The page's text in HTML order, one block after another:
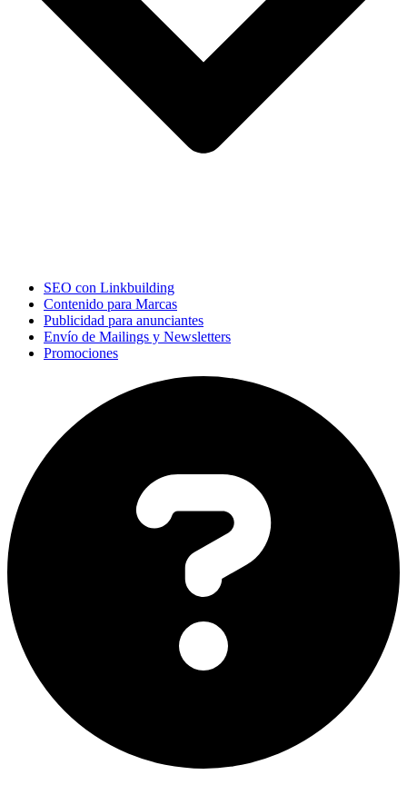
SEO con Linkbuilding
Contenido para Marcas
Publicidad para anunciantes
Envío de Mailings y Newsletters
Promociones